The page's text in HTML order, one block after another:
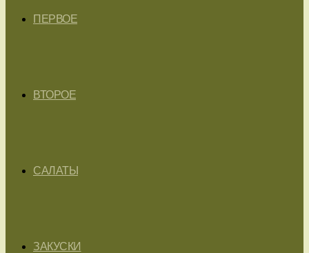
ПЕРВОЕ
ВТОРОЕ
САЛАТЫ
ЗАКУСКИ